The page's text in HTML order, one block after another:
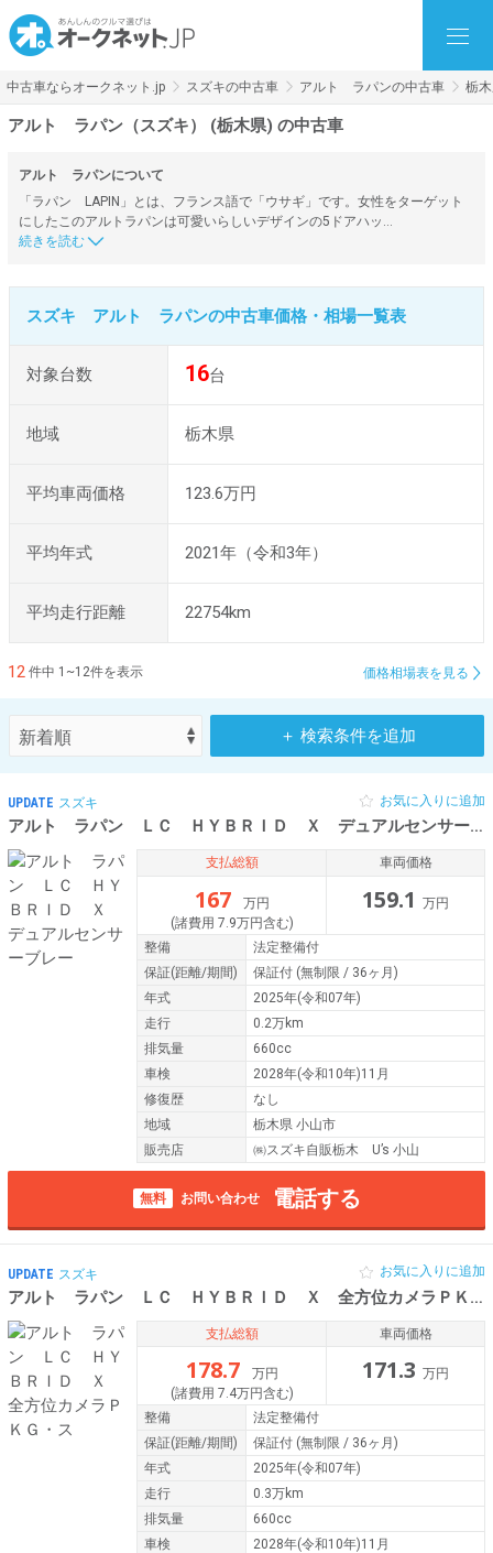
中古車ならオークネット.jp スズキの中古車 アルト ラパンの中古車 栃
アルト ラパン（スズキ） (栃木県) の中古車
アルト ラパンについて
「ラパン LAPIN」とは、フランス語で「ウサギ」です。女性をターゲット
にしたこのアルトラパンは可愛いらしいデザインの5ドアハッ…
スズキ アルト ラパンの中古車価格・相場一覧表
対象台数 16台
地域 栃木県
平均車両価格 123.6万円
平均年式 2021年（令和3年）
平均走行距離 22754km
12 件中 1~12件を表示 価格相場表を見る
＋ 検索条件を追加
UPDATE スズキ
アルト ラパン ＬＣ ＨＹＢＲＩＤ Ｘ デュアルセンサーブレー
お気に入りに追加
支払総額
167
万円
(諸費用 7.9万円含む)
車両価格
159.1 万円
整備
法定整備付
保証(距離/期間) 保証付 (無制限 / 36ヶ月)
年式
2025年(令和07年)
走行
0.2万km
排気量
660cc
車検
2028年(令和10年)11月
修復歴
なし
地域
栃木県 小山市
販売店
㈱スズキ自販栃木 U’s 小山
無料 お問い合わせ 電話する
UPDATE スズキ
アルト ラパン ＬＣ ＨＹＢＲＩＤ Ｘ 全方位カメラＰＫＧ・ス
お気に入りに追加
支払総額
178.7
万円
(諸費用 7.4万円含む)
車両価格
171.3 万円
整備
法定整備付
保証(距離/期間) 保証付 (無制限 / 36ヶ月)
年式
2025年(令和07年)
走行
0.3万km
排気量
660cc
車検
2028年(令和10年)11月